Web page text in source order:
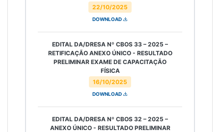
22/10/2025
DOWNLOAD
16/10/2025
EDITAL DA/DRESA Nº CBOS 33 – 2025 –
RETIFICAÇÃO ANEXO ÚNICO - RESULTADO
PRELIMINAR EXAME DE CAPACITAÇÃO
FÍSICA
DOWNLOAD
EDITAL DA/DRESA Nº CBOS 32 – 2025 –
ANEXO ÚNICO - RESULTADO PRELIMINAR